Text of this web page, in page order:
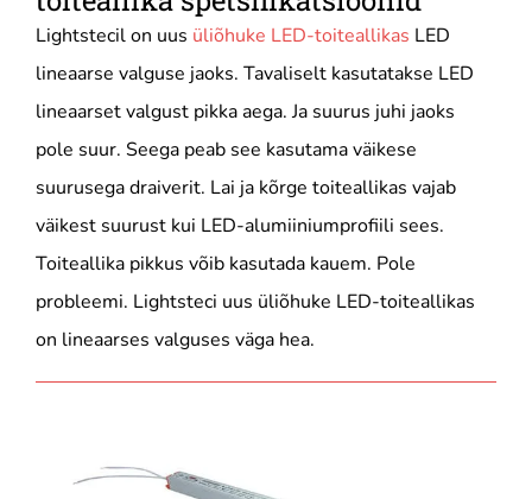
Lightstecil on uus üliõhuke LED-toiteallikas LED
lineaarse valguse jaoks. Tavaliselt kasutatakse LED
lineaarset valgust pikka aega. Ja suurus juhi jaoks
pole suur. Seega peab see kasutama väikese
suurusega draiverit. Lai ja kõrge toiteallikas vajab
väikest suurust kui LED-alumiiniumprofiili sees.
Toiteallika pikkus võib kasutada kauem. Pole
probleemi. Lightsteci uus üliõhuke LED-toiteallikas
on lineaarses valguses väga hea.